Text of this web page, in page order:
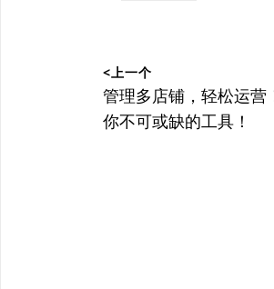
章
导
<上一个
上
篇
管理多店铺，轻松运营
你不可或缺的工具！